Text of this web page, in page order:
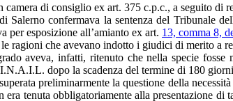
camera di consiglio ex art. 375 c.p.c., a seguito di
Salerno confermava la sentenza del Tribunale
per esposizione all’amianto ex art. 13, comma 8,
ragioni che avevano indotto i giudici di merito a
aveva, infatti, ritenuto che nella specie fosse
dopo la scadenza del termine di 180
preliminarmente la questione della
tenuta obbligatoriamente alla presentazione di